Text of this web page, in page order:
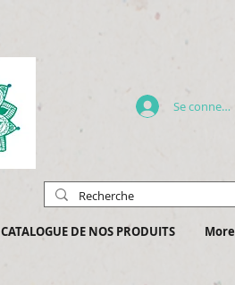
Se connecter
CATALOGUE DE NOS PRODUITS More